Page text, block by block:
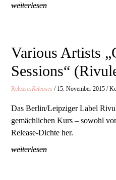
weiterlesen
Various Artists
Sessions“
ReleasesReleases / 15. November 2015 /
Das Berlin/Leipziger Label
gemächlichen Kurs – sowohl
Release-Dichte her.
weiterlesen